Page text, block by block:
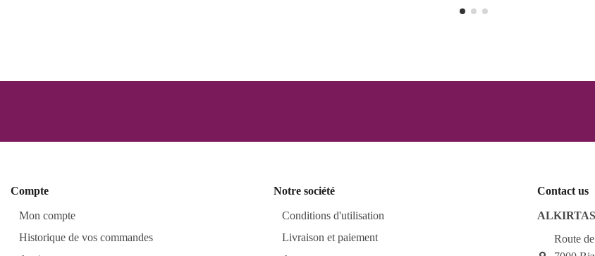
Compte
Mon compte
Historique de vos commandes
Notre société
Conditions d'utilisation
Livraison et paiement
Contact us
ALKIRTAS
Route